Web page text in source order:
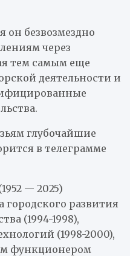
безвозмездно
через
тем самым еще
деятельности и
глубочайшие
в телеграмме
— 2025)
городского развития
(1994-1998),
(1998-2000),
функционером